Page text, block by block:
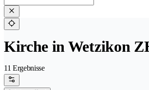
Kirche in Wetzikon
11 Ergebnisse